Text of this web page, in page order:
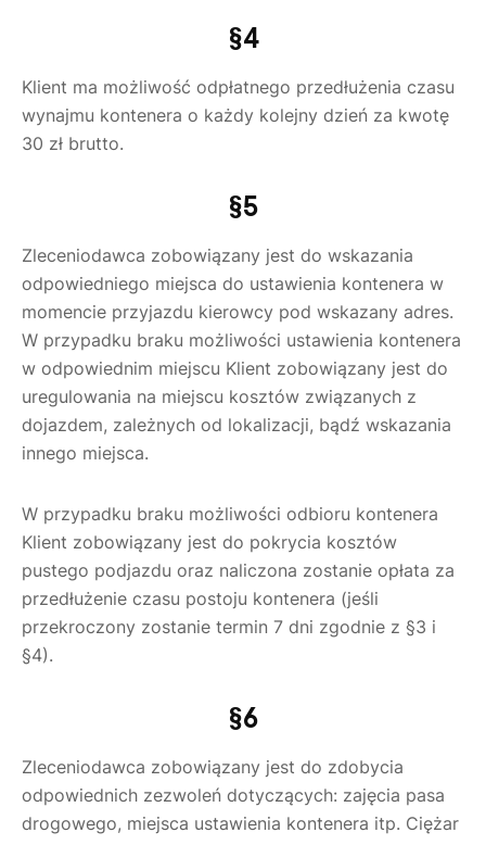
§4
Klient ma możliwość odpłatnego przedłużenia czasu
wynajmu kontenera o każdy kolejny dzień za kwotę
30 zł brutto.
§5
Zleceniodawca zobowiązany jest do wskazania
odpowiedniego miejsca do ustawienia kontenera w
momencie przyjazdu kierowcy pod wskazany adres.
W przypadku braku możliwości ustawienia kontenera
w odpowiednim miejscu Klient zobowiązany jest do
uregulowania na miejscu kosztów związanych z
dojazdem, zależnych od lokalizacji, bądź wskazania
innego miejsca.
W przypadku braku możliwości odbioru kontenera
Klient zobowiązany jest do pokrycia kosztów
pustego podjazdu oraz naliczona zostanie opłata za
przedłużenie czasu postoju kontenera (jeśli
przekroczony zostanie termin 7 dni zgodnie z §3 i
§4).
§6
Zleceniodawca zobowiązany jest do zdobycia
odpowiednich zezwoleń dotyczących: zajęcia pasa
drogowego, miejsca ustawienia kontenera itp. Ciężar